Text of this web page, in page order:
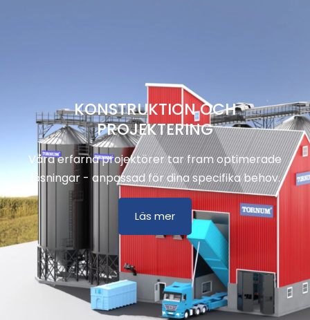
KONSTRUKTION OCH
PROJEKTERING
Våra erfarna projektörer tar fram optimerade
lösningar - anpassad för dina specifika behov.
Läs mer